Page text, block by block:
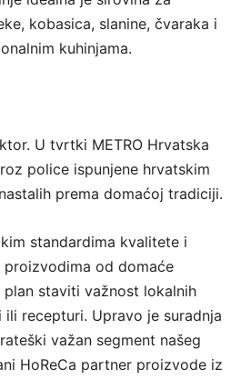
kobasica, slanine, čvaraka i
kuhinjama.
U tvrtki METRO Hrvatska
police ispunjene hrvatskim
prema domaćoj tradiciji.
standardima kvalitete i
od domaće
plan staviti važnost lokalnih
recepturi. Upravo je suradnja
važan segment našeg
HoReCa partner proizvode iz